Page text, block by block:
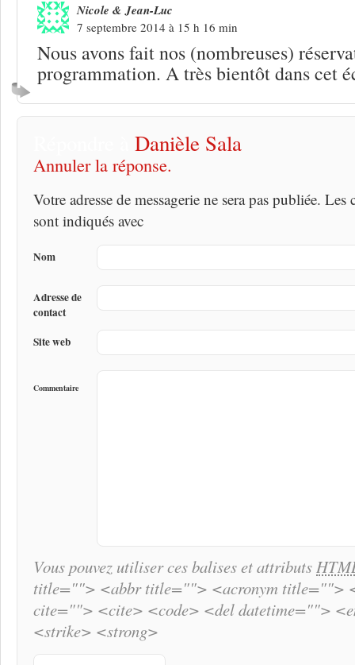
Nicole & Jean-Luc
7 septembre 2014 à 15 h 16 min
Nous avons fait nos (nombreuses)
programmation. A très bientôt dans cet
Danièle Sala
Annuler la réponse.
Votre adresse de messagerie ne sera pas publiée.
sont indiqués avec
Nom
Adresse de
contact
Site web
Commentaire
Vous pouvez utiliser ces balises et attributs
title=""> <abbr title=""> <acronym title="">
cite=""> <cite> <code> <del datetime="">
<strike> <strong>